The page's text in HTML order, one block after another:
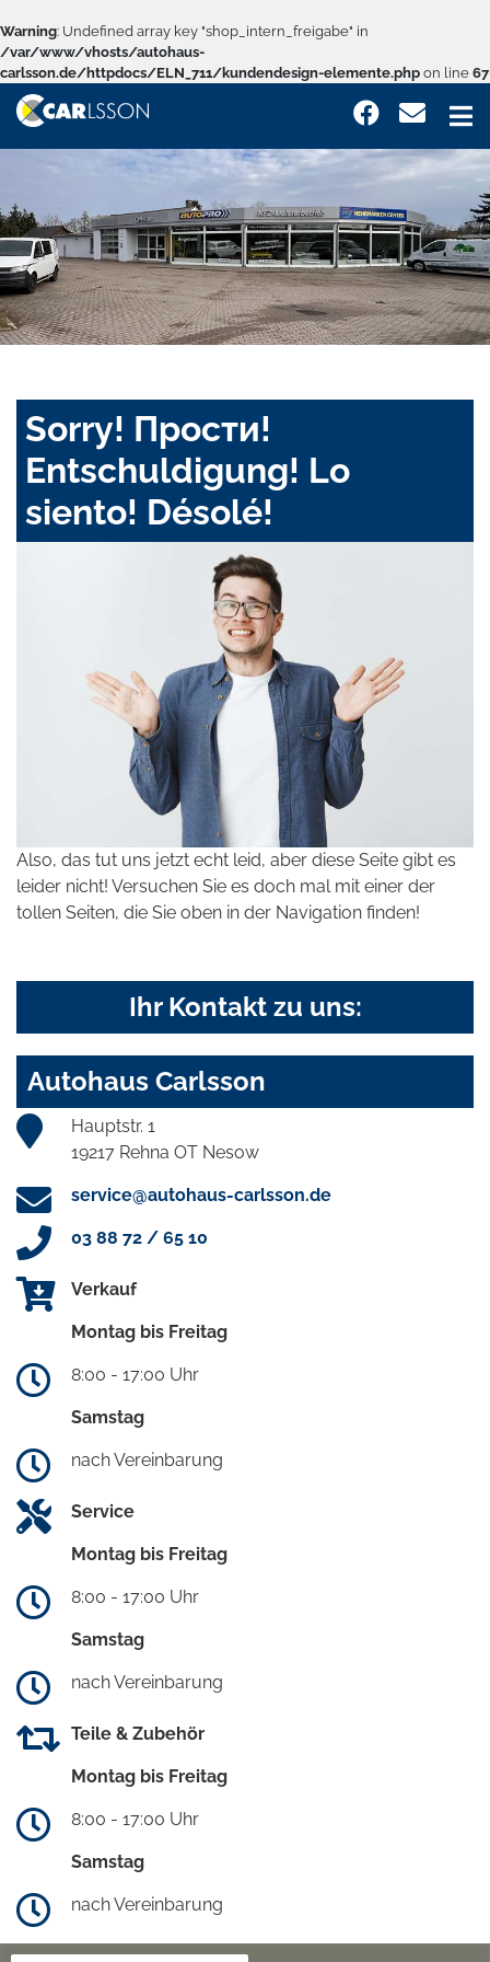
Warning: Undefined array key "shop_intern_freigabe" in
/var/www/vhosts/autohaus-
carlsson.de/httpdocs/ELN_711/kundendesign-elemente.php on line 67
Sorry! Прости!
Entschuldigung! Lo
siento! Désolé!
Also, das tut uns jetzt echt leid, aber diese Seite gibt es
leider nicht! Versuchen Sie es doch mal mit einer der
tollen Seiten, die Sie oben in der Navigation finden!
Ihr Kontakt zu uns:
Autohaus Carlsson
Hauptstr. 1
19217 Rehna OT Nesow
service@autohaus-carlsson.de
03 88 72 / 65 10
Verkauf
Montag bis Freitag
8:00 - 17:00 Uhr
Samstag
nach Vereinbarung
Service
Montag bis Freitag
8:00 - 17:00 Uhr
Samstag
nach Vereinbarung
Teile & Zubehör
Montag bis Freitag
8:00 - 17:00 Uhr
Samstag
nach Vereinbarung